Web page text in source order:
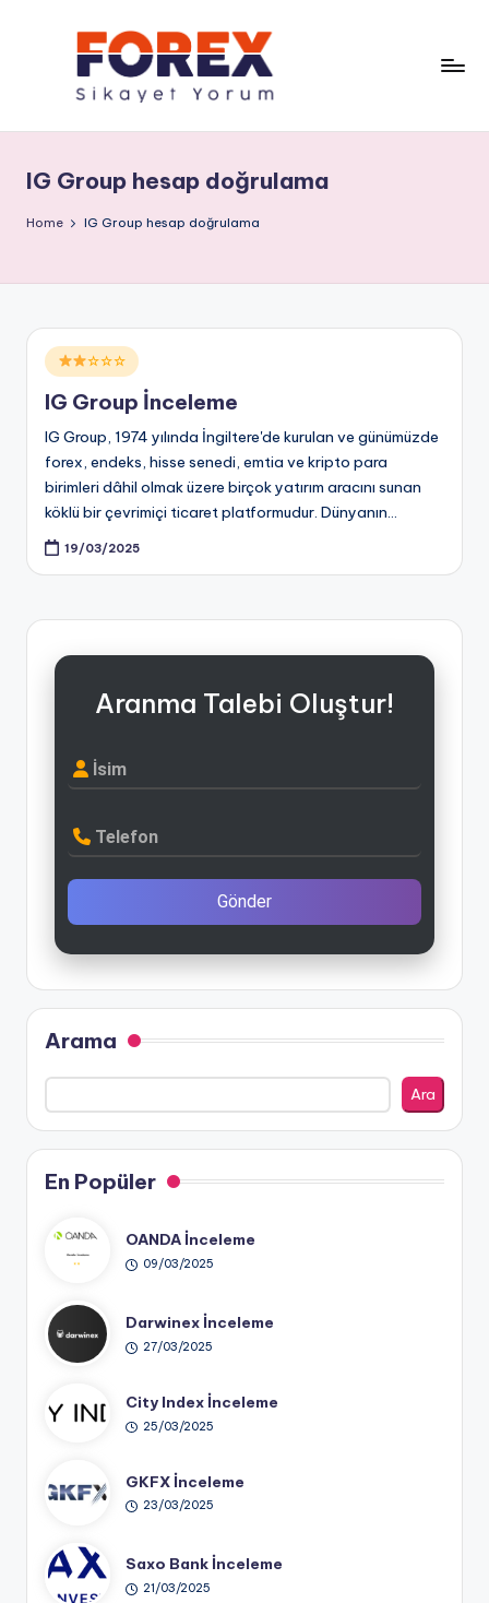
IG Group hesap doğrulama
Home IG Group hesap doğrulama
Posted
in
☆☆☆
IG Group İnceleme
IG Group, 1974 yılında İngiltere'de kurulan ve günümüzde
forex, endeks, hisse senedi, emtia ve kripto para
birimleri dâhil olmak üzere birçok yatırım aracını sunan
köklü bir çevrimiçi ticaret platformudur. Dünyanın…
19/03/2025
Aranma Talebi Oluştur!
İsim
Telefon
Gönder
Arama
Ara
En Popüler
OANDA İnceleme
09/03/2025
Darwinex İnceleme
27/03/2025
City Index İnceleme
25/03/2025
GKFX İnceleme
23/03/2025
Saxo Bank İnceleme
21/03/2025